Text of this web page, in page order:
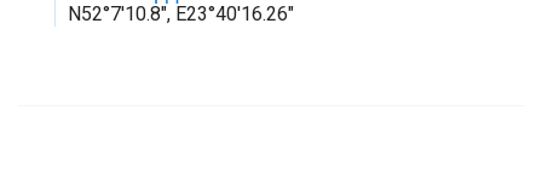
N52°7'10.8", E23°40'16.26"